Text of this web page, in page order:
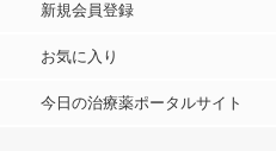
新規会員登録
お気に入り
今日の治療薬ポータルサイト